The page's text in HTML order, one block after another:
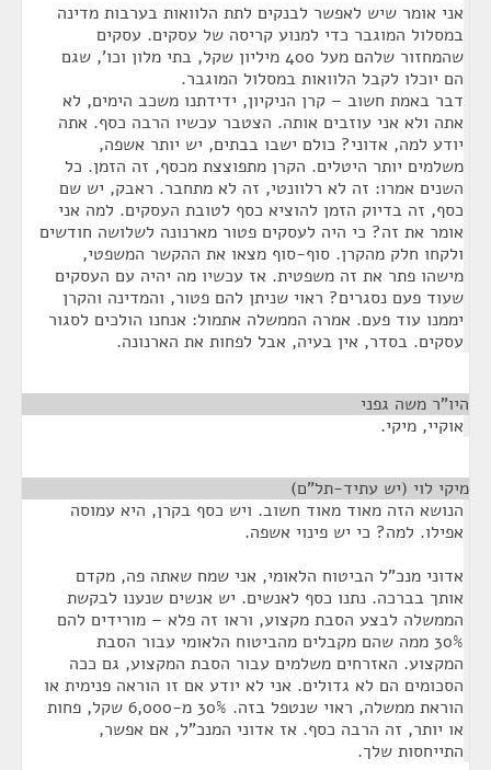
אני אומר שיש לאפשר לבנקים לתת הלוואות בערבות מדינה
במסלול המוגבר כדי למנוע קריסה של עסקים. עסקים
שהמחזור שלהם מעל 400 מיליון שקל, בתי מלון וכו', שגם
הם יוכלו לקבל הלוואות במסלול המוגבר.
דבר באמת חשוב – קרן הניקיון, ידידתנו משכב הימים, לא
אתה ולא אני עוזבים אותה. הצטבר עכשיו הרבה כסף. אתה
יודע למה, אדוני? כולם ישבו בבתים, יש יותר אשפה,
משלמים יותר היטלים. הקרן מתפוצצת מכסף, זה הזמן. כל
השנים אמרו: זה לא רלוונטי, זה לא מתחבר. ראבק, יש שם
כסף, זה בדיוק הזמן להוציא כסף לטובת העסקים. למה אני
אומר את זה? כי היה לעסקים פטור מארנונה לשלושה חודשים
ולקחו חלק מהקרן. סוף-סוף מצאו את ההקשר המשפטי,
מישהו פתר את זה משפטית. אז עכשיו מה יהיה עם העסקים
שעוד פעם נסגרים? ראוי שניתן להם פטור, והמדינה והקרן
יממנו עוד פעם. אמרה הממשלה אתמול: אנחנו הולכים לסגור
עסקים. בסדר, אין בעיה, אבל לפחות את הארנונה.
היו"ר משה גפני
אוקיי, מיקי.
מיקי לוי (יש עתיד-תל"ם)
הנושא הזה מאוד מאוד חשוב. ויש כסף בקרן, היא עמוסה
אפילו. למה? כי יש פינוי אשפה.
אדוני מנכ"ל הביטוח הלאומי, אני שמח שאתה פה, מקדם
אותך בברכה. נתנו כסף לאנשים. יש אנשים שנענו לבקשת
הממשלה לבצע הסבת מקצוע, וראו זה פלא – מורידים להם
30% ממה שהם מקבלים מהביטוח הלאומי עבור הסבת
המקצוע. האזרחים משלמים עבור הסבת המקצוע, גם ככה
הסכומים הם לא גדולים. אני לא יודע אם זו הוראה פנימית או
הוראת ממשלה, ראוי שנטפל בזה. 30% מ-6,000 שקל, פחות
או יותר, זה הרבה כסף. אז אדוני המנכ"ל, אם אפשר,
התייחסות שלך.